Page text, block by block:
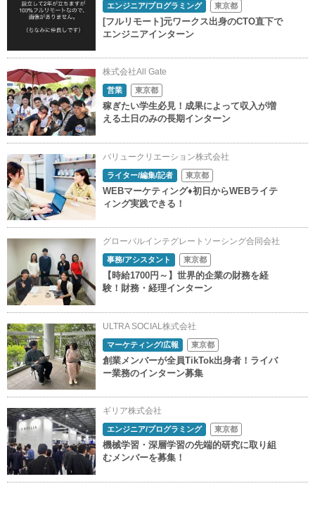
エンジニア/プログラミング 東京都
[フルリモート]元ワークス出身のCTO直下で
エンジニアインターン
株式会社All Gate
営業 東京都
稼ぎたい学生必見！成果によって収入が増
える土日のみの長期インターン
バリュークリエーション株式会社
ライター/編集/記者 東京都
WEBマーケティング♦初日からWEBライテ
ィング実践できる！
グローバルインテグレートソーシング合同会社
事務/アシスタント 東京都
【時給1700円～】世界的企業の財務を経
験！財務・経理インターン
ULTRA SOCIAL株式会社
マーケティング/広報 東京都
創業メンバーが全員TikTok出身者！ライバ
ー業務のインターン募集
ギリア株式会社
エンジニア/プログラミング 東京都
機械学習・深層学習の先端的研究に取り組
むメンバーを募集！